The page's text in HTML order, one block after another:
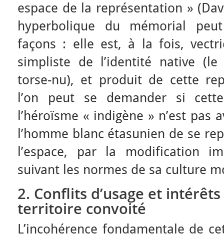
espace de la représentation »
hyperbolique du mémorial
façons : elle est, à la fois,
simpliste de l’identité native
torse-nu), et produit de cette
l’on peut se demander si
l’héroïsme « indigène » n’est pas
l’homme blanc étasunien de se
l’espace, par la modification
suivant les normes de sa culture
2. Conflits d’usage et
territoire convoité
L’incohérence fondamentale de